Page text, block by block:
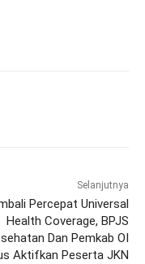
Selanjutnya
Percepat Universal
Health Coverage, BPJS
Dan Pemkab OI
Aktifkan Peserta JKN